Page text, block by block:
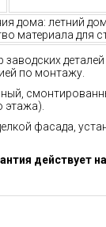
дома: летний
материала для
заводских
по монтажу.
этажа).
фасада,
действует